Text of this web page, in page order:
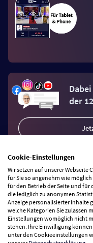
der
Vertrag widerrufen
Zahlungsarten
Cookie-Einstellungen
Wir setzen auf unserer Webseite
für Sie so angenehm wie
für den Betrieb der Seite und
die lediglich zu anonymen
Anzeige personalisierter Inhalte
welche Kategorien Sie zulassen
Einstellungen womöglich nicht
stehen. Ihre Einwilligung
unter den Cookieeinstellungen